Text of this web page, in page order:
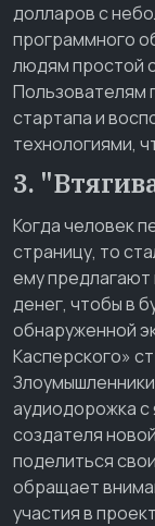
долларов с
программного
людям простой
Пользователям
стартапа и
технологиями,
3.
Когда человек
страницу, то
ему
денег, чтобы в
обнаруженной
Касперского»
аудиодорожка с
создателя
поделиться
обращает
участия в